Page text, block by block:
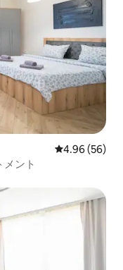
レビュー56
4.96 (56)
ント